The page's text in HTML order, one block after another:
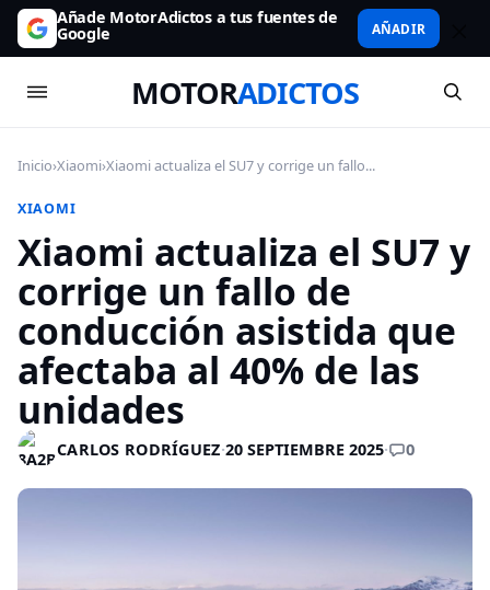
Añade MotorAdictos a tus fuentes de
Google AÑADIR
MOTORADICTOS
Inicio›Xiaomi›Xiaomi actualiza el SU7 y corrige un fallo...
XIAOMI
Xiaomi actualiza el SU7 y
corrige un fallo de
conducción asistida que
afectaba al 40% de las
unidades
CARLOS RODRÍGUEZ·20 SEPTIEMBRE 2025· 0